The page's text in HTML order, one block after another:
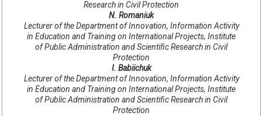
Research in Civil Protection
N. Romaniuk
Lecturer of the Department of Innovation, Information Activity
in Education and Training on International Projects, Institute
of Public Administration and Scientific Research in Civil
Protection
І. Babiichuk
Lecturer of the Department of Innovation, Information Activity
in Education and Training on International Projects, Institute
of Public Administration and Scientific Research in Civil
Protection